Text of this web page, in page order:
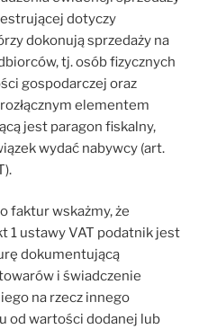
dotyczy
dokonują sprzedaży na
tj. osób fizycznych
gospodarczej oraz
elementem
jest paragon fiskalny,
wydać nabywcy (art.
faktur wskażmy, że
1 ustawy VAT podatnik jest
dokumentującą
i świadczenie
na rzecz innego
od wartości dodanej lub